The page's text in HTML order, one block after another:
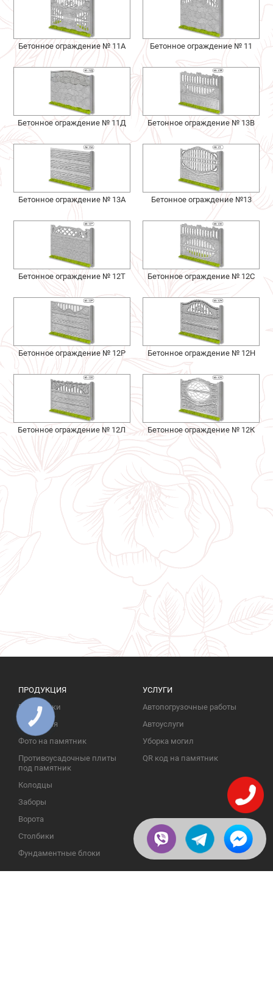
Бетонное ограждение № 11А Бетонное ограждение № 11
Бетонное ограждение № 11Д Бетонное ограждение № 13В
Бетонное ограждение № 13А Бетонное ограждение №13
Бетонное ограждение № 12Т Бетонное ограждение № 12С
Бетонное ограждение № 12Р Бетонное ограждение № 12Н
Бетонное ограждение № 12Л Бетонное ограждение № 12К
ПРОДУКЦИЯ
Памятники
Надгробия
Фото на памятник
Противоусадочные плиты
под памятник
Колодцы
Заборы
Ворота
Столбики
Фундаментные блоки
УСЛУГИ
Автопогрузочные работы
Автоуслуги
Уборка могил
QR код на памятник
КНОПКА
ЗВ'ЯЗКУ